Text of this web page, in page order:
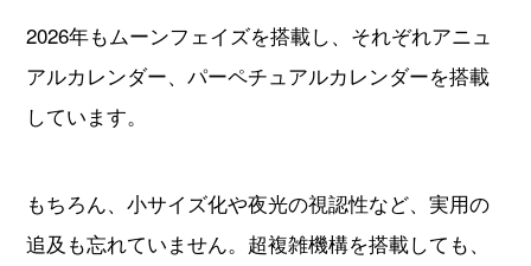
新着記事
2026年もムーンフェイズを搭載し、それぞれアニュ
アルカレンダー、パーペチュアルカレンダーを搭載
しています。
もちろん、小サイズ化や夜光の視認性など、実用の
追及も忘れていません。超複雑機構を搭載しても、